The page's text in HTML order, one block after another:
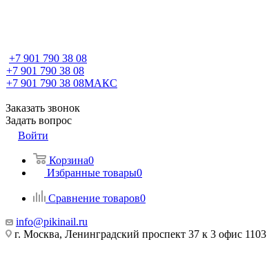
+7 901 790 38 08
+7 901 790 38 08
+7 901 790 38 08МАКС
Заказать звонок
Задать вопрос
Войти
Корзина0
Избранные товары0
Сравнение товаров0
info@pikinail.ru
г. Москва, Ленинградский проспект 37 к 3 офис 1103